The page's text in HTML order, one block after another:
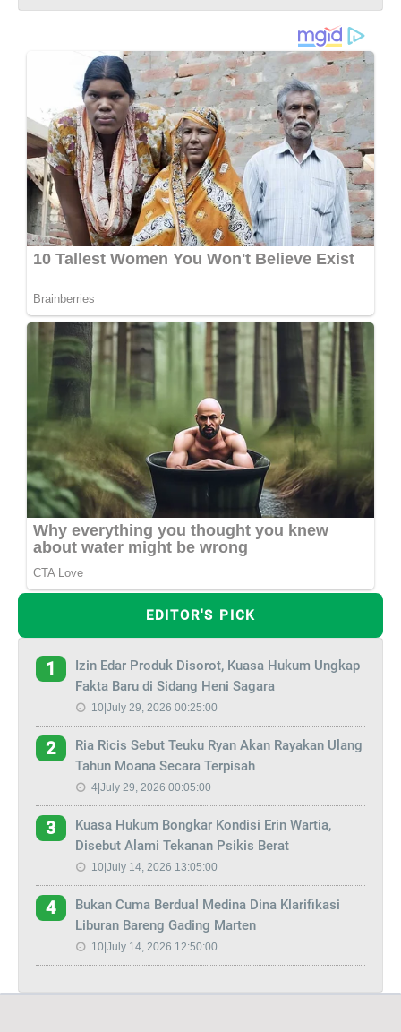
EDITOR'S PICK
1
Izin Edar Produk Disorot, Kuasa Hukum Ungkap
Fakta Baru di Sidang Heni Sagara
10|July 29, 2026 00:25:00
2
Ria Ricis Sebut Teuku Ryan Akan Rayakan Ulang
Tahun Moana Secara Terpisah
4|July 29, 2026 00:05:00
3
Kuasa Hukum Bongkar Kondisi Erin Wartia,
Disebut Alami Tekanan Psikis Berat
10|July 14, 2026 13:05:00
4
Bukan Cuma Berdua! Medina Dina Klarifikasi
Liburan Bareng Gading Marten
10|July 14, 2026 12:50:00